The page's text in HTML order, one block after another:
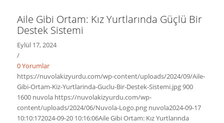
Aile Gibi Ortam: Kız Yurtlarında Güçlü Bir
Destek Sistemi
Eylül 17, 2024
/
0 Yorumlar
https://nuvolakizyurdu.com/wp-content/uploads/2024/09/Aile-
Gibi-Ortam-Kiz-Yurtlarinda-Guclu-Bir-Destek-Sistemi.jpg900
1600 nuvola https://nuvolakizyurdu.com/wp-
content/uploads/2024/06/Nuvola-Logo.png nuvola2024-09-17
10:10:172024-09-20 10:16:06Aile Gibi Ortam: Kız Yurtlarında